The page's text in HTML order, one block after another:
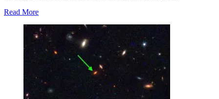
Read MoreRead
about
Strania
epidemie
din
Evul
Mediu